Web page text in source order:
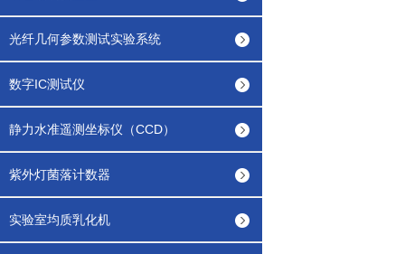
光纤几何参数测试实验系统
数字IC测试仪
静力水准遥测坐标仪（CCD）
紫外灯菌落计数器
实验室均质乳化机